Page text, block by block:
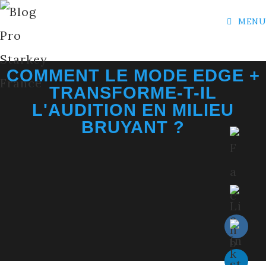
MENU
COMMENT LE MODE EDGE +
TRANSFORME-T-IL
L'AUDITION EN MILIEU
BRUYANT ?